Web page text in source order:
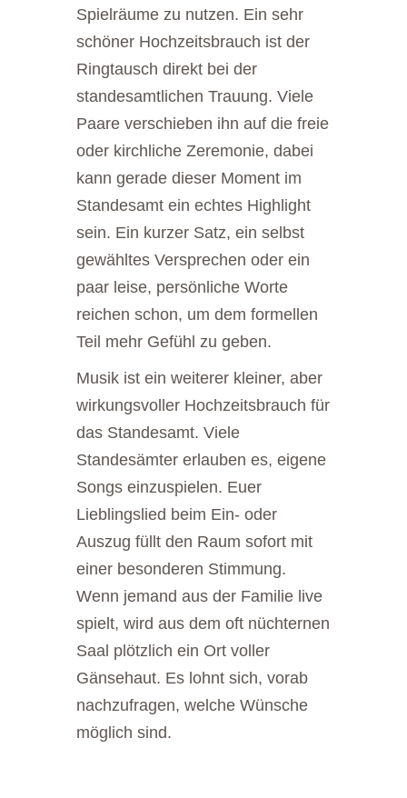
Spielräume zu nutzen. Ein sehr
schöner Hochzeitsbrauch ist der
Ringtausch direkt bei der
standesamtlichen Trauung. Viele
Paare verschieben ihn auf die freie
oder kirchliche Zeremonie, dabei
kann gerade dieser Moment im
Standesamt ein echtes Highlight
sein. Ein kurzer Satz, ein selbst
gewähltes Versprechen oder ein
paar leise, persönliche Worte
reichen schon, um dem formellen
Teil mehr Gefühl zu geben.
Musik ist ein weiterer kleiner, aber
wirkungsvoller Hochzeitsbrauch für
das Standesamt. Viele
Standesämter erlauben es, eigene
Songs einzuspielen. Euer
Lieblingslied beim Ein- oder
Auszug füllt den Raum sofort mit
einer besonderen Stimmung.
Wenn jemand aus der Familie live
spielt, wird aus dem oft nüchternen
Saal plötzlich ein Ort voller
Gänsehaut. Es lohnt sich, vorab
nachzufragen, welche Wünsche
möglich sind.